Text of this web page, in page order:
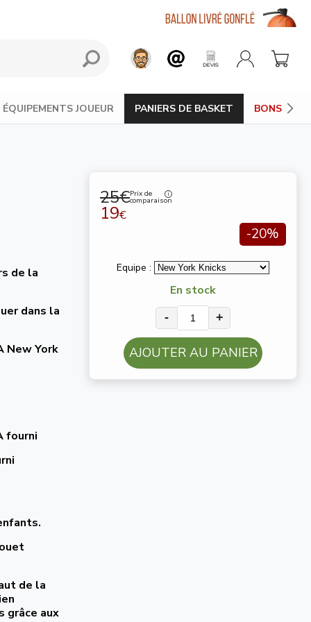
ÉQUIPEMENTS JOUEUR PANIERS DE BASKET BONS
25€Prix de
comparaison
19€
-20%
Equipe :
En stock
- +
AJOUTER AU PANIER
de la
dans la
New York
fourni
de la
grâce aux